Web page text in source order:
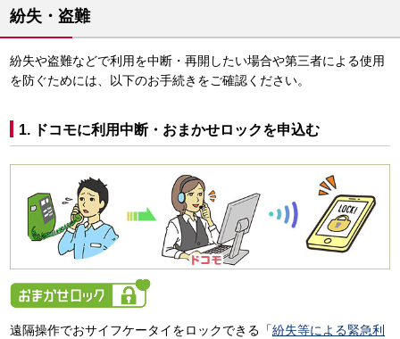
紛失・盗難
紛失や盗難などで利用を中断・再開したい場合や第三者による使用
を防ぐためには、以下のお手続きをご確認ください。
1. ドコモに利用中断・おまかせロックを申込む
遠隔操作でおサイフケータイをロックできる「紛失等による緊急利